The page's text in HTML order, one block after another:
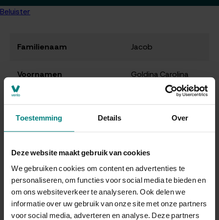
Toestemming Details Over
Deze website maakt gebruik van cookies
We gebruiken cookies om content en advertenties te
personaliseren, om functies voor social media te bieden en
om ons websiteverkeer te analyseren. Ook delen we
informatie over uw gebruik van onze site met onze partners
voor social media, adverteren en analyse. Deze partners
Beluister
Familienaam Jacob
Voornamen Goldina Carolina
Geboortedatum 02-06-1912
Geboorteplaats Venlo
Geslacht Vrouw
Vondeling Nee
Toegangsnummer 12.120